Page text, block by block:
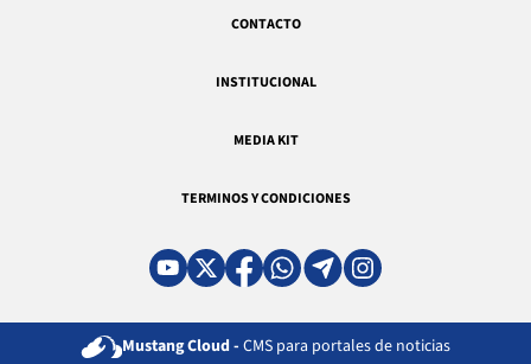
CONTACTO
INSTITUCIONAL
MEDIA KIT
TERMINOS Y CONDICIONES
Mustang Cloud - CMS para portales de noticias